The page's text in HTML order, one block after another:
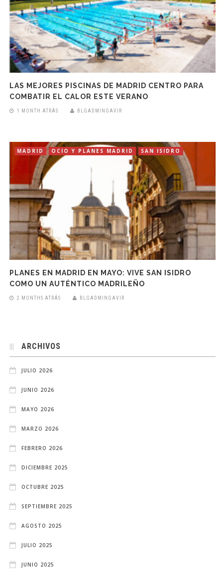
LAS MEJORES PISCINAS DE MADRID CENTRO PARA
COMBATIR EL CALOR ESTE VERANO
1 MONTH ATRÁS BLGADMINGAVIR
MADRID OCIO Y PLANES MADRID SAN ISIDRO
PLANES EN MADRID EN MAYO: VIVE SAN ISIDRO
COMO UN AUTÉNTICO MADRILEÑO
2 MONTHS ATRÁS BLGADMINGAVIR
ARCHIVOS
JULIO 2026
JUNIO 2026
MAYO 2026
MARZO 2026
FEBRERO 2026
DICIEMBRE 2025
OCTUBRE 2025
SEPTIEMBRE 2025
AGOSTO 2025
JULIO 2025
JUNIO 2025